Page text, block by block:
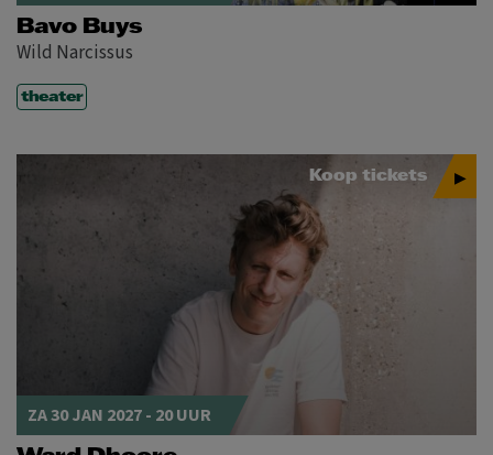
Bavo Buys
Wild Narcissus
theater
Koop tickets
ZA 30 JAN 2027 - 20 UUR